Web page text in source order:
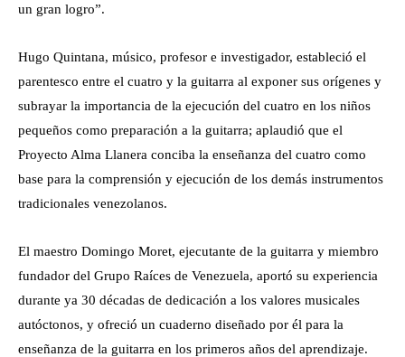
un gran logro”.
Hugo Quintana, músico, profesor e investigador, estableció el
parentesco entre el cuatro y la guitarra al exponer sus orígenes y
subrayar la importancia de la ejecución del cuatro en los niños
pequeños como preparación a la guitarra; aplaudió que el
Proyecto Alma Llanera conciba la enseñanza del cuatro como
base para la comprensión y ejecución de los demás instrumentos
tradicionales venezolanos.
El maestro Domingo Moret, ejecutante de la guitarra y miembro
fundador del Grupo Raíces de Venezuela, aportó su experiencia
durante ya 30 décadas de dedicación a los valores musicales
autóctonos, y ofreció un cuaderno diseñado por él para la
enseñanza de la guitarra en los primeros años del aprendizaje.